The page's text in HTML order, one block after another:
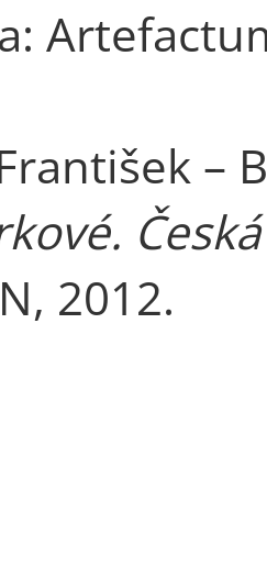
–
2012.